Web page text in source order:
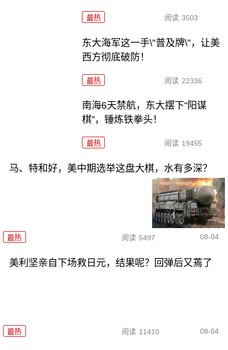
最热 阅读 3503
东大海军这一手\"普及牌\"，让美
西方彻底破防！
最热 阅读 22336
南海6天禁航，东大摆下“阳谋
棋”，锤炼铁拳头！
最热 阅读 19455
马、特和好，美中期选举这盘大棋，水有多深？
最热 阅读 5497 08-04
美利坚亲自下场救日元，结果呢？回弹后又蔫了
最热 阅读 11410 08-04